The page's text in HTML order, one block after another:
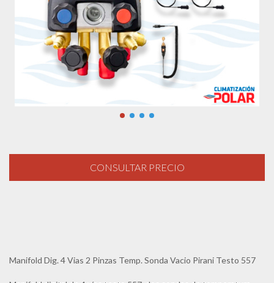
Manifold Dig. 4 Vias 2 Pinzas Temp. Sonda Vacio Pirani Testo 557